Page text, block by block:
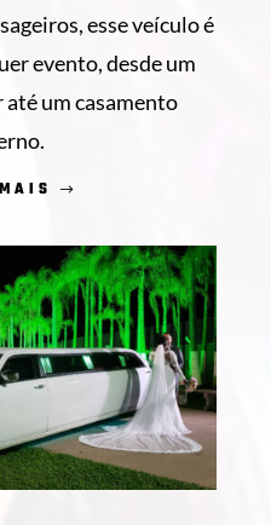
esse veículo é
evento, desde um
um casamento